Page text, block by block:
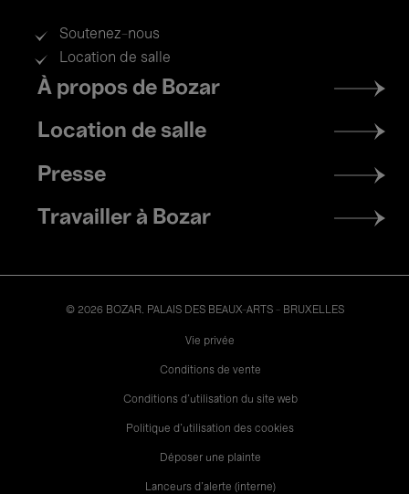
Soutenez-nous
Location de salle
Footer
menu
À propos de Bozar
Location de salle
Presse
Travailler à Bozar
© 2026 BOZAR. PALAIS DES BEAUX-ARTS - BRUXELLES
Vie privée
Conditions de vente
Conditions d'utilisation du site web
Politique d'utilisation des cookies
Déposer une plainte
Lanceurs d’alerte (interne)